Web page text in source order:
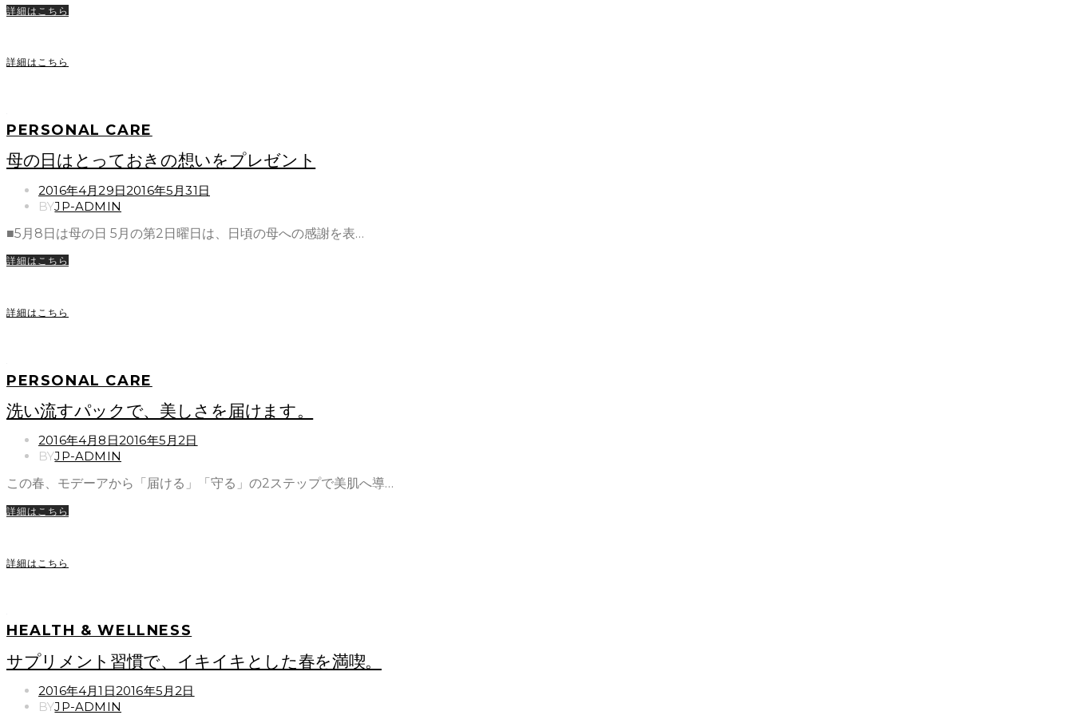
詳細はこちら
詳細はこちら
PERSONAL CARE
母の日はとっておきの想いをプレゼント
POSTED
ON
2016年4月29日2016年5月31日
BYJP-ADMIN
■5月8日は母の日 5月の第2日曜日は、日頃の母への感謝を表…
詳細はこちら
詳細はこちら
PERSONAL CARE
洗い流すパックで、美しさを届けます。
POSTED
ON
2016年4月8日2016年5月2日
BYJP-ADMIN
この春、モデーアから「届ける」「守る」の2ステップで美肌へ導…
詳細はこちら
詳細はこちら
HEALTH & WELLNESS
サプリメント習慣で、イキイキとした春を満喫。
POSTED
ON
2016年4月1日2016年5月2日
BYJP-ADMIN